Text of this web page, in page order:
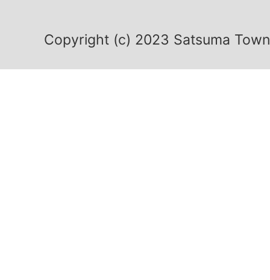
Copyright (c) 2023 Satsuma